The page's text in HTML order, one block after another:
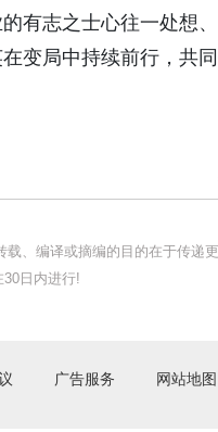
有志之士心往一处想
变局中持续前行，共
、编译或摘编的目的在于传递
日内进行!
广告服务 网站地图